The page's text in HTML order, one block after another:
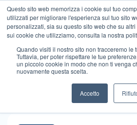
Questo sito web memorizza i cookie sul tuo
utilizzati per migliorare l'esperienza sul tuo sito
personalizzati, sia su questo sito web che su
sui cookie che utilizziamo, consulta la nostra
Quando visiti il ​​nostro sito non tracceremo le
Tuttavia, per poter rispettare le tue
un piccolo cookie in modo che non ti venga
nuovamente questa scelta.
Accetto